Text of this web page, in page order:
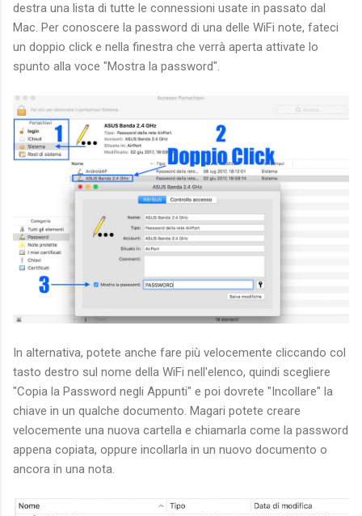
destra una lista di tutte le connessioni usate in passato dal
Mac. Per conoscere la password di una delle WiFi note, fateci
un doppio click e nella finestra che verrà aperta attivate lo
spunto alla voce "Mostra la password".
In alternativa, potete anche fare più velocemente cliccando col
tasto destro sul nome della WiFi nell'elenco, quindi scegliere
"Copia la Password negli Appunti" e poi dovrete "Incollare" la
chiave in un qualche documento. Magari potete creare
velocemente una nuova cartella e chiamarla come la password
appena copiata, oppure incollarla in un nuovo documento o
ancora in una nota.